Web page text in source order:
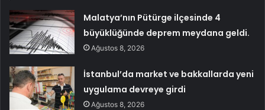
Malatya’nın Pütürge ilçesinde 4
büyüklüğünde deprem meydana geldi.
Ağustos 8, 2026
İstanbul’da market ve bakkallarda yeni
uygulama devreye girdi
Ağustos 8, 2026